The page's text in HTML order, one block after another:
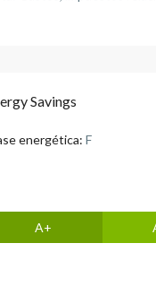
Savings
energética: F
A+